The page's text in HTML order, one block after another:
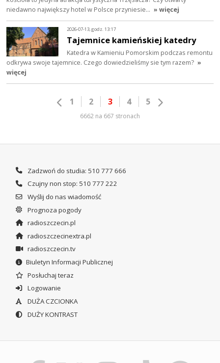
niedawno największy hotel w Polsce przyniesie… » więcej
2026-07-13, godz. 13:17
Tajemnice kamieńskiej katedry
Katedra w Kamieniu Pomorskim podczas remontu
odkrywa swoje tajemnice. Czego dowiedzieliśmy sie tym razem? »
więcej
1 2 3 4 5
6662 na 667 stronach
Zadzwoń do studia: 510 777 666
Czujny non stop: 510 777 222
Wyślij do nas wiadomość
Prognoza pogody
radioszczecin.pl
radioszczecinextra.pl
radioszczecin.tv
Biuletyn Informacji Publicznej
Posłuchaj teraz
Logowanie
DUŻA CZCIONKA
DUŻY KONTRAST